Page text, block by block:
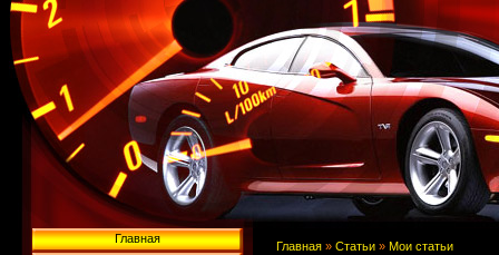
Главная
Главная » Статьи » Мои статьи